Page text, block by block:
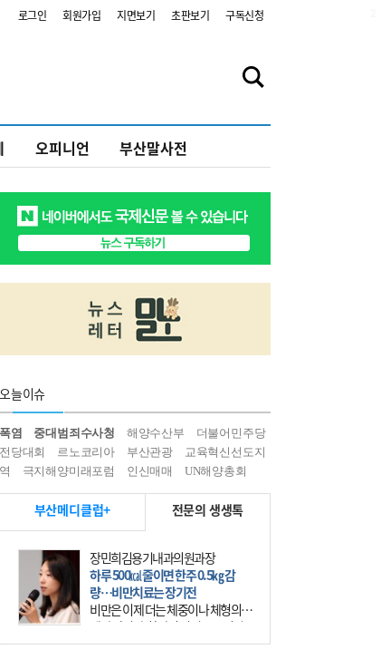
로그인 회원가입 지면보기 초판보기 구독신청
오피니언 부산말사전
오늘이슈
폭염 중대범죄수사청 해양수산부
더불어민주당
전당대회
르노코리아 부산관광
교육혁신선도지
역
극지해양미래포럼 인신매매 UN해양총회
부산메디클럽+ 전문의 생생톡
장민희김용기내과의원과장
하루 500㎉ 줄이면 한주 0.5㎏ 감
량…비만치료는 장기전
비만은 이제 더는 체중이나 체형의 문
제가 아니다. 하나의 질병으로 인지
하고 치료와 관리를 해야 한다. 세계